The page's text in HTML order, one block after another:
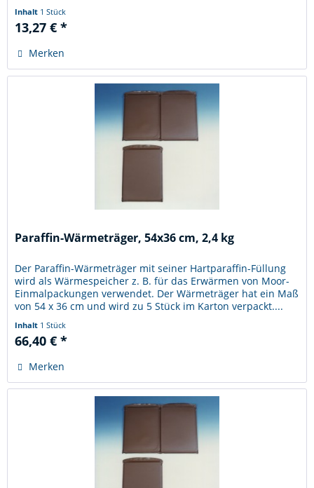
Inhalt 1 Stück
13,27 € *
Merken
Paraffin-Wärmeträger, 54x36 cm, 2,4 kg
Der Paraffin-Wärmeträger mit seiner Hartparaffin-Füllung
wird als Wärmespeicher z. B. für das Erwärmen von Moor-
Einmalpackungen verwendet. Der Wärmeträger hat ein Maß
von 54 x 36 cm und wird zu 5 Stück im Karton verpackt....
Inhalt 1 Stück
66,40 € *
Merken